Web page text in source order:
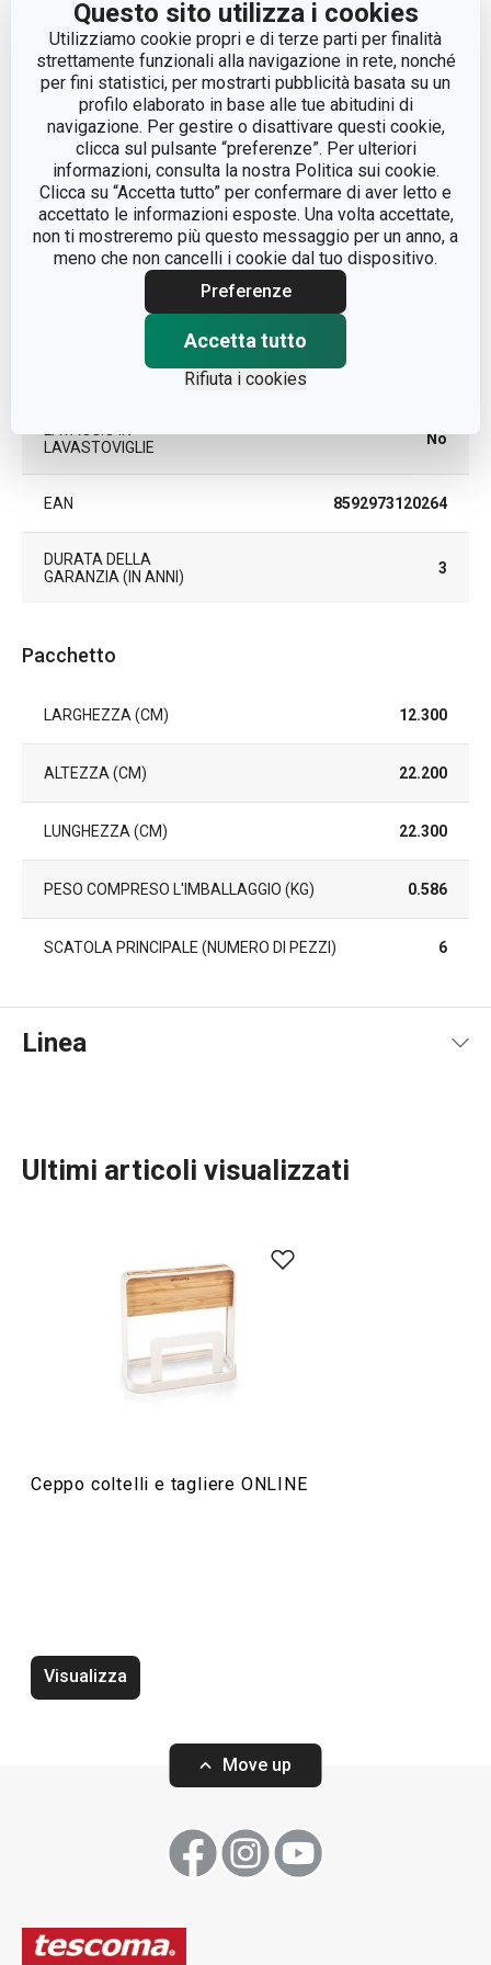
Questo sito utilizza i cookies
Utilizziamo cookie propri e di terze parti per finalità
strettamente funzionali alla navigazione in rete, nonché
per fini statistici, per mostrarti pubblicità basata su un
profilo elaborato in base alle tue abitudini di
navigazione. Per gestire o disattivare questi cookie,
clicca sul pulsante “preferenze”. Per ulteriori
informazioni, consulta la nostra Politica sui cookie.
Clicca su “Accetta tutto” per confermare di aver letto e
accettato le informazioni esposte. Una volta accettate,
non ti mostreremo più questo messaggio per un anno, a
meno che non cancelli i cookie dal tuo dispositivo.
Preferenze
Accetta tutto
Rifiuta i cookies
Altri parametri
CATEGORIA ceppi
LINEA DI PRODOTTO ONLINE
MATERIALE
metallo con trattamento
superficiale, bambù
ceppo senza coltelli
LAVASTOVIGLIE
No
EAN 8592973120264
DURATA DELLA
GARANZIA (IN ANNI)
3
Pacchetto
LARGHEZZA (CM) 12.300
ALTEZZA (CM) 22.200
LUNGHEZZA (CM) 22.300
PESO COMPRESO L'IMBALLAGGIO (KG) 0.586
SCATOLA PRINCIPALE (NUMERO DI PEZZI) 6
Linea
Organizzazione e pulizia
Preparazione degli alimenti
Ultimi articoli visualizzati
Ceppo coltelli e tagliere ONLINE
Visualizza
Move up